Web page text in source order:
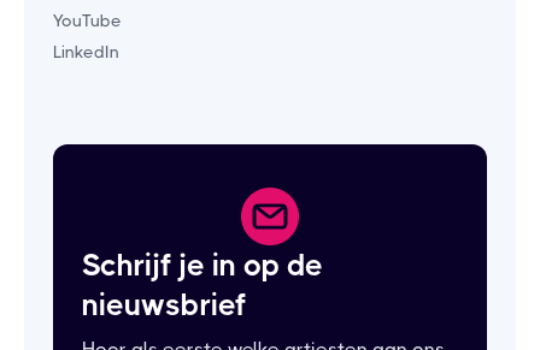
YouTube
LinkedIn
Schrijf je in op de
nieuwsbrief